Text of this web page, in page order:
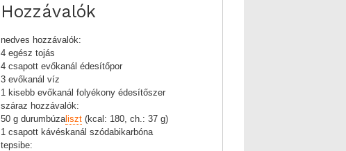
Hozzávalók
nedves hozzávalók:
4 egész tojás
4 csapott evőkanál édesítőpor
3 evőkanál víz
1 kisebb evőkanál folyékony édesítőszer
száraz hozzávalók:
50 g durumbúzaliszt(kcal: 180, ch.: 37 g)
1 csapott kávéskanál szódabikarbóna
tepsibe: